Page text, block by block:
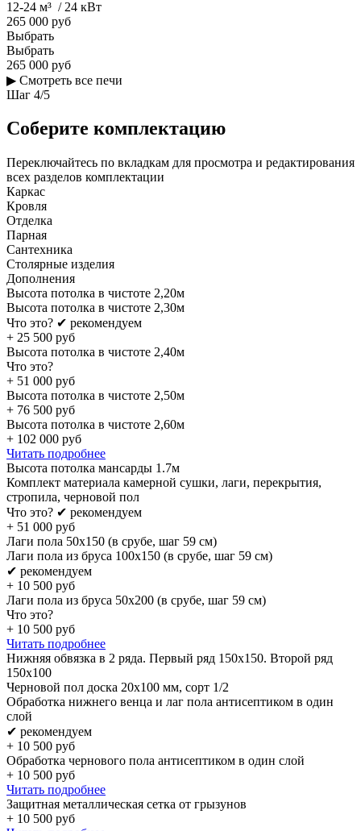
12-24 м³ / 24 кВт
265 000 руб
Выбрать
Выбрать
265 000 руб
▶ Смотреть все печи
Шаг 4/5
Соберите комплектацию
Переключайтесь по вкладкам для просмотра и редактирования
всех разделов комплектации
Каркас
Кровля
Отделка
Парная
Сантехника
Столярные изделия
Дополнения
Высота потолка в чистоте 2,20м
Высота потолка в чистоте 2,30м
Что это? ✔ рекомендуем
+ 25 500 руб
Высота потолка в чистоте 2,40м
Что это?
+ 51 000 руб
Высота потолка в чистоте 2,50м
+ 76 500 руб
Высота потолка в чистоте 2,60м
+ 102 000 руб
Читать подробнее
Высота потолка мансарды 1.7м
Комплект материала камерной сушки, лаги, перекрытия,
стропила, черновой пол
Что это? ✔ рекомендуем
+ 51 000 руб
Лаги пола 50х150 (в срубе, шаг 59 см)
Лаги пола из бруса 100х150 (в срубе, шаг 59 см)
✔ рекомендуем
+ 10 500 руб
Лаги пола из бруса 50х200 (в срубе, шаг 59 см)
Что это?
+ 10 500 руб
Читать подробнее
Нижняя обвязка в 2 ряда. Первый ряд 150x150. Второй ряд
150x100
Черновой пол доска 20х100 мм, сорт 1/2
Обработка нижнего венца и лаг пола антисептиком в один
слой
✔ рекомендуем
+ 10 500 руб
Обработка чернового пола антисептиком в один слой
+ 10 500 руб
Читать подробнее
Защитная металлическая сетка от грызунов
+ 10 500 руб